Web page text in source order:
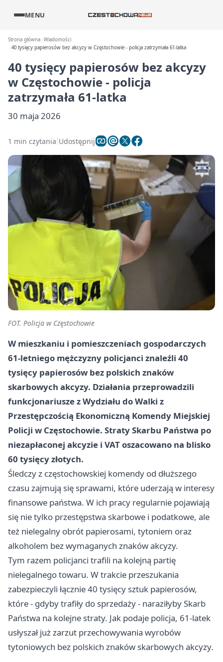
MENU
Strona główna Wiadomości
40 tysięcy papierosów bez akcyzy w Częstochowie - policja zatrzymała 61-latka
40 tysięcy papierosów bez akcyzy
w Częstochowie - policja
zatrzymała 61-latka
30 maja 2026
1 min czytania Udostępnij
FOT. Policja w Częstochowie
W mieszkaniu i pomieszczeniach gospodarczych
61-letniego mężczyzny policjanci znaleźli 40
tysięcy papierosów bez polskich znaków
skarbowych akcyzy. Działania przeprowadzili
funkcjonariusze z Wydziału do Walki z
Przestępczością Ekonomiczną Komendy Miejskiej
Policji w Częstochowie. Straty Skarbu Państwa po
niezapłaconej akcyzie i VAT oszacowano na blisko
60 tysięcy złotych.
Śledczy z częstochowskiej komendy od dłuższego
czasu zajmują się sprawami, które uderzają w interesy
finansowe państwa. W ich pracy regularnie pojawiają
się nie tylko przestępstwa skarbowe i podatkowe, ale
też nielegalny obrót papierosami, tytoniem oraz
alkoholem bez wymaganych znaków akcyzy.
Tym razem policjanci trafili na kolejną partię
nielegalnego towaru. W trakcie przeszukania
zabezpieczyli łącznie 40 tysięcy sztuk papierosów,
które - gdyby trafiły do sprzedaży - naraziłyby Skarb
Państwa na kolejne straty. Jak podaje policja, 61-latek
usłyszał już zarzut przechowywania wyrobów
tytoniowych bez polskich znaków skarbowych akcyzy.